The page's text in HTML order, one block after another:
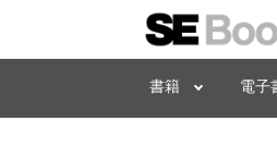
書籍 電子